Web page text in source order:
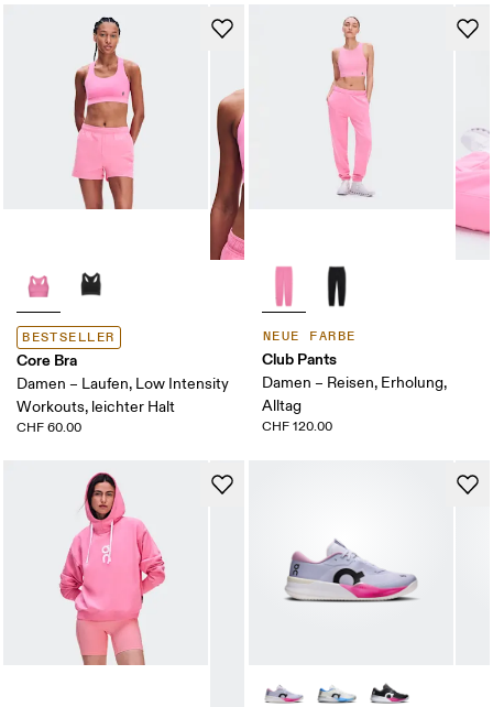
BESTSELLER
Core Bra
Damen – Laufen, Low Intensity
Workouts, leichter Halt
CHF 60.00
NEUE FARBE
Club Pants
Damen – Reisen, Erholung,
Alltag
CHF 120.00